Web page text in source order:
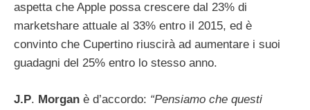
aspetta che Apple possa crescere dal 23% di
marketshare attuale al 33% entro il 2015, ed è
convinto che Cupertino riuscirà ad aumentare i suoi
guadagni del 25% entro lo stesso anno.
J.P. Morgan è d’accordo: “Pensiamo che questi